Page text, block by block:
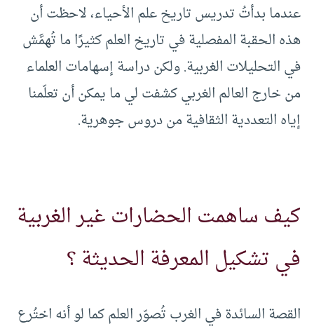
عندما بدأتُ تدريس تاريخ علم الأحياء، لاحظت أن
هذه الحقبة المفصلية في تاريخ العلم كثيرًا ما تُهمَّش
في التحليلات الغربية. ولكن دراسة إسهامات العلماء
من خارج العالم الغربي كشفت لي ما يمكن أن تعلّمنا
إياه التعددية الثقافية من دروس جوهرية.
كيف ساهمت الحضارات غير الغربية
في تشكيل المعرفة الحديثة ؟
القصة السائدة في الغرب تُصوّر العلم كما لو أنه اختُرع